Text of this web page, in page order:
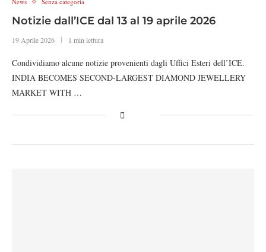
Notizie dall’ICE dal 13 al 19 aprile 2026
19 Aprile 2026 1 min lettura
Condividiamo alcune notizie provenienti dagli Uffici Esteri dell’ICE.
INDIA BECOMES SECOND-LARGEST DIAMOND JEWELLERY
MARKET WITH …